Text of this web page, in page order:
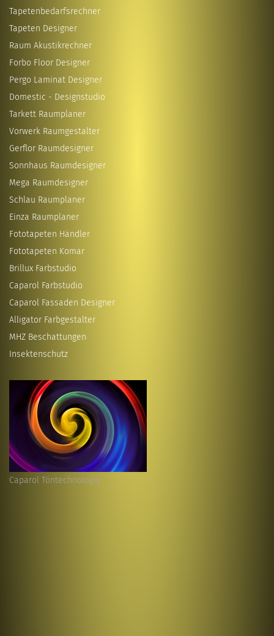
Tapetenbedarfsrechner
Tapeten Designer
Raum Akustikrechner
Forbo Floor Designer
Pergo Laminat Designer
Domestic - Designstudio
Tarkett Raumplaner
Vorwerk Raumgestalter
Gerflor Raumdesigner
Sonnhaus Raumdesigner
Mega Raumdesigner
Schlau Raumplaner
Einza Raumplaner
Fototapeten Händler
Fototapeten Komar
Brillux Farbstudio
Caparol Farbstudio
Caparol Fassaden Designer
Alligator Farbgestalter
MHZ Beschattungen
Insektenschutz
Caparol Töntechnologie